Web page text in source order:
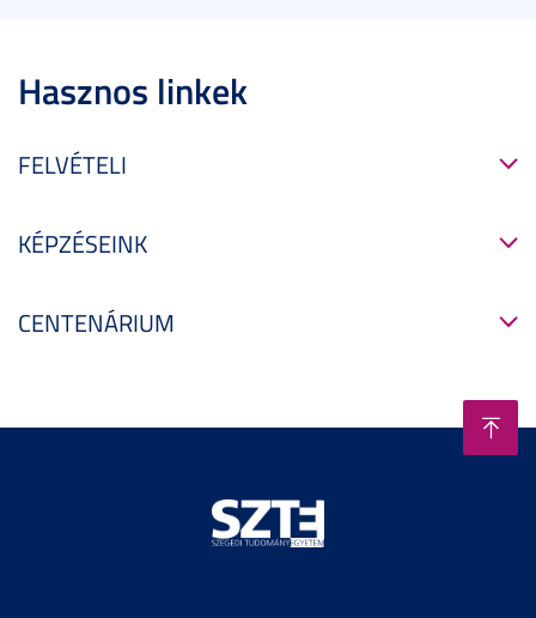
Hasznos linkek
FELVÉTELI
KÉPZÉSEINK
CENTENÁRIUM